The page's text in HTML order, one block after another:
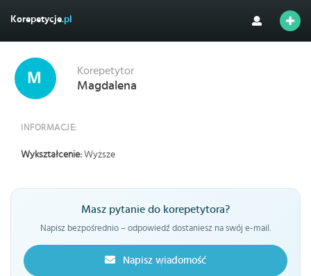
Korepetycje.pl
Korepetytor
Magdalena
INFORMACJE:
Wykształcenie: Wyższe
Masz pytanie do korepetytora?
Napisz bezpośrednio – odpowiedź dostaniesz na swój e-mail.
Napisz wiadomość